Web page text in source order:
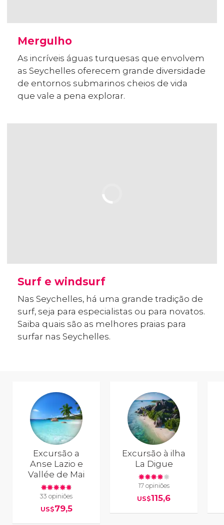
Mergulho
As incríveis águas turquesas que envolvem
as Seychelles oferecem grande diversidade
de entornos submarinos cheios de vida
que vale a pena explorar.
Surf e windsurf
Nas Seychelles, há uma grande tradição de
surf, seja para especialistas ou para novatos.
Saiba quais são as melhores praias para
surfar nas Seychelles.
Excursão a
Anse Lazio e
Vallée de Mai
33 opiniões
US$79,5
Excursão à ilha
La Digue
17 opiniões
US$115,6